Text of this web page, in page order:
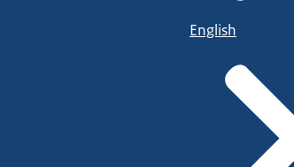
English